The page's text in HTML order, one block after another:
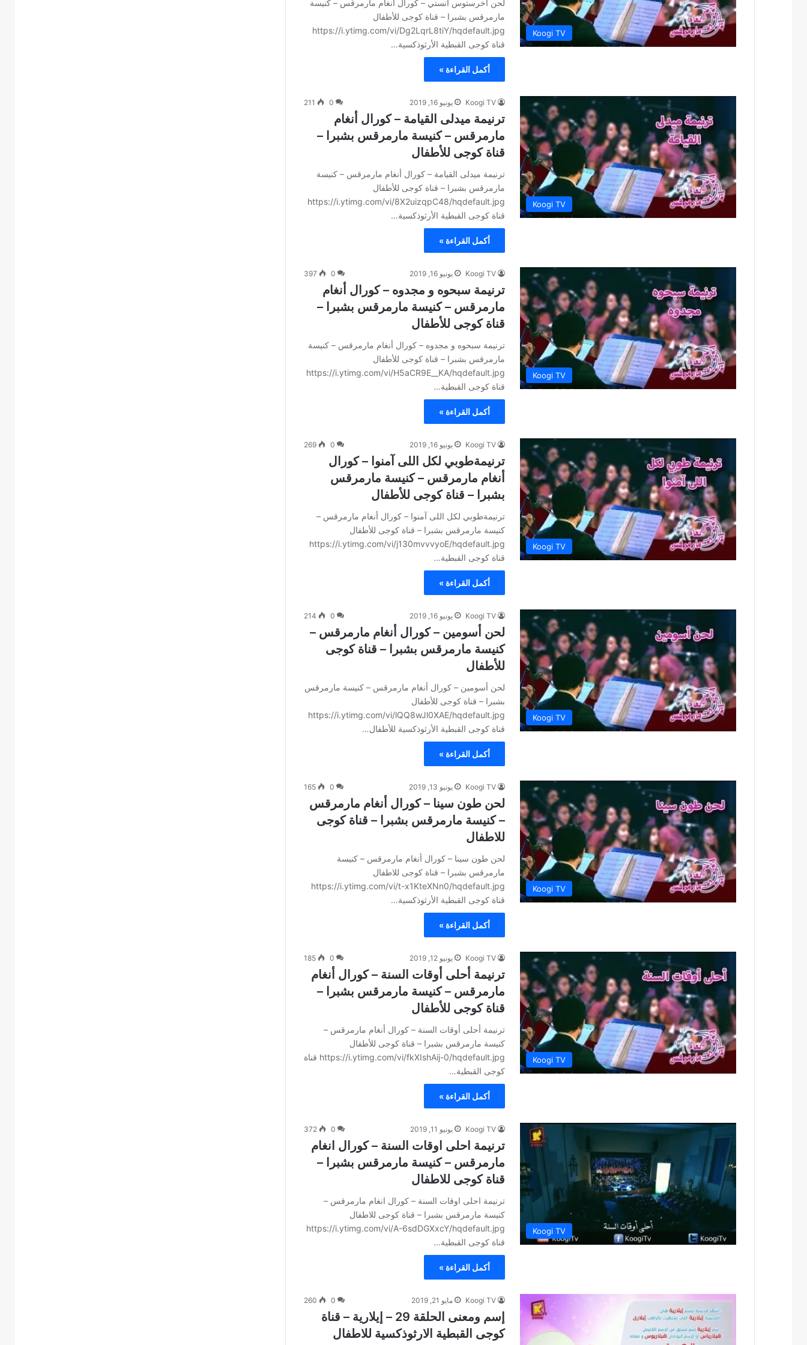
Koogi TV
لحن اخرستوس انستي – كورال أنغام مارمرقس – كنيسة
مارمرقس بشبرا – قناة كوجى للأطفال
https://i.ytimg.com/vi/Dg2LqrL8tiY/hqdefault.jpg
قناة كوجى القبطية الأرثوذكسية…
أكمل القراءة »
Koogi TV
Koogi TV يونيو 16, 2019 0
211
ترنيمة ميدلى القيامة – كورال أنغام
مارمرقس – كنيسة مارمرقس بشبرا –
قناة كوجى للأطفال
ترنيمة ميدلى القيامة – كورال أنغام مارمرقس – كنيسة
مارمرقس بشبرا – قناة كوجى للأطفال
https://i.ytimg.com/vi/8X2uizqpC48/hqdefault.jpg
قناة كوجى القبطية الأرثوذكسية…
أكمل القراءة »
Koogi TV
Koogi TV يونيو 16, 2019 0
397
ترنيمة سبحوه و مجدوه – كورال أنغام
مارمرقس – كنيسة مارمرقس بشبرا –
قناة كوجى للأطفال
ترنيمة سبحوه و مجدوه – كورال أنغام مارمرقس – كنيسة
مارمرقس بشبرا – قناة كوجى للأطفال
https://i.ytimg.com/vi/H5aCR9E__KA/hqdefault.jpg
قناة كوجى القبطية…
أكمل القراءة »
Koogi TV
Koogi TV يونيو 16, 2019 0
269
ترنيمةطوبي لكل اللى آمنوا – كورال
أنغام مارمرقس – كنيسة مارمرقس
بشبرا – قناة كوجى للأطفال
ترنيمةطوبي لكل اللى آمنوا – كورال أنغام مارمرقس –
كنيسة مارمرقس بشبرا – قناة كوجى للأطفال
https://i.ytimg.com/vi/j130mvvvyoE/hqdefault.jpg
قناة كوجى القبطية…
أكمل القراءة »
Koogi TV
Koogi TV يونيو 16, 2019 0
214
لحن أسومين – كورال أنغام مارمرقس –
كنيسة مارمرقس بشبرا – قناة كوجى
للأطفال
لحن أسومين – كورال أنغام مارمرقس – كنيسة مارمرقس
بشبرا – قناة كوجى للأطفال
https://i.ytimg.com/vi/lQQ8wJl0XAE/hqdefault.jpg
قناة كوجى القبطية الأرثوذكسية للأطفال…
أكمل القراءة »
Koogi TV
Koogi TV يونيو 13, 2019 0
165
لحن طون سينا – كورال أنغام مارمرقس
– كنيسة مارمرقس بشبرا – قناة كوجى
للاطفال
لحن طون سينا – كورال أنغام مارمرقس – كنيسة
مارمرقس بشبرا – قناة كوجى للاطفال
https://i.ytimg.com/vi/t-x1KteXNn0/hqdefault.jpg
قناة كوجى القبطية الأرثوذكسية…
أكمل القراءة »
Koogi TV
Koogi TV يونيو 12, 2019 0
185
ترنيمة أحلى أوقات السنة – كورال أنغام
مارمرقس – كنيسة مارمرقس بشبرا –
قناة كوجى للأطفال
ترنيمة أحلى أوقات السنة – كورال أنغام مارمرقس –
كنيسة مارمرقس بشبرا – قناة كوجى للأطفال
https://i.ytimg.com/vi/fkXIshAij-0/hqdefault.jpg قناة
كوجى القبطية…
أكمل القراءة »
Koogi TV
Koogi TV يونيو 11, 2019 0
372
ترنيمة احلى اوقات السنة – كورال انغام
مارمرقس – كنيسة مارمرقس بشبرا –
قناة كوجى للاطفال
ترنيمة احلى اوقات السنة – كورال انغام مارمرقس –
كنيسة مارمرقس بشبرا – قناة كوجى للاطفال
https://i.ytimg.com/vi/A-6sdDGXxcY/hqdefault.jpg
قناة كوجى القبطية…
أكمل القراءة »
Koogi TV مايو 21, 2019 0
260
إسم ومعنى الحلقة 29 – إيلارية – قناة
كوجى القبطية الارثوذكسية للاطفال